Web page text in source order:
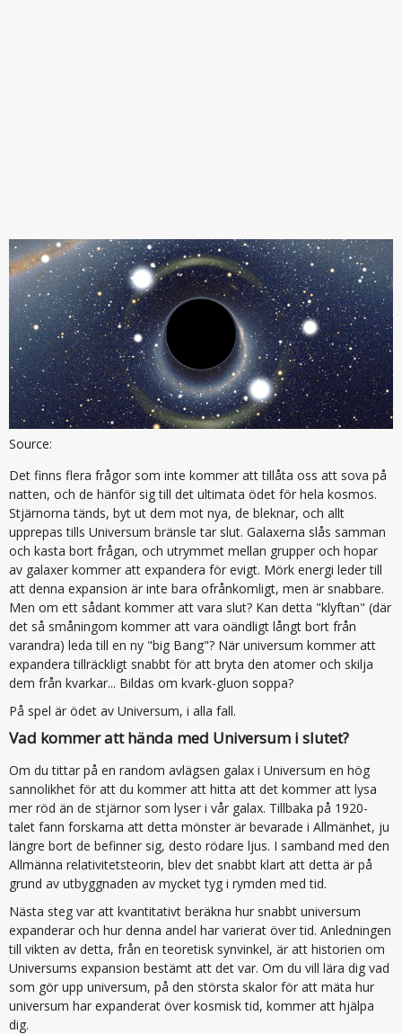
Source:
Det finns flera frågor som inte kommer att tillåta oss att sova på
natten, och de hänför sig till det ultimata ödet för hela kosmos.
Stjärnorna tänds, byt ut dem mot nya, de bleknar, och allt
upprepas tills Universum bränsle tar slut. Galaxerna slås samman
och kasta bort frågan, och utrymmet mellan grupper och hopar
av galaxer kommer att expandera för evigt. Mörk energi leder till
att denna expansion är inte bara ofrånkomligt, men är snabbare.
Men om ett sådant kommer att vara slut? Kan detta "klyftan" (där
det så småningom kommer att vara oändligt långt bort från
varandra) leda till en ny "big Bang"? När universum kommer att
expandera tillräckligt snabbt för att bryta den atomer och skilja
dem från kvarkar... Bildas om kvark-gluon soppa?
På spel är ödet av Universum, i alla fall.
Vad kommer att hända med Universum i slutet?
Om du tittar på en random avlägsen galax i Universum en hög
sannolikhet för att du kommer att hitta att det kommer att lysa
mer röd än de stjärnor som lyser i vår galax. Tillbaka på 1920-
talet fann forskarna att detta mönster är bevarade i Allmänhet, ju
längre bort de befinner sig, desto rödare ljus. I samband med den
Allmänna relativitetsteorin, blev det snabbt klart att detta är på
grund av utbyggnaden av mycket tyg i rymden med tid.
Nästa steg var att kvantitativt beräkna hur snabbt universum
expanderar och hur denna andel har varierat över tid. Anledningen
till vikten av detta, från en teoretisk synvinkel, är att historien om
Universums expansion bestämt att det var. Om du vill lära dig vad
som gör upp universum, på den största skalor för att mäta hur
universum har expanderat över kosmisk tid, kommer att hjälpa
dig.